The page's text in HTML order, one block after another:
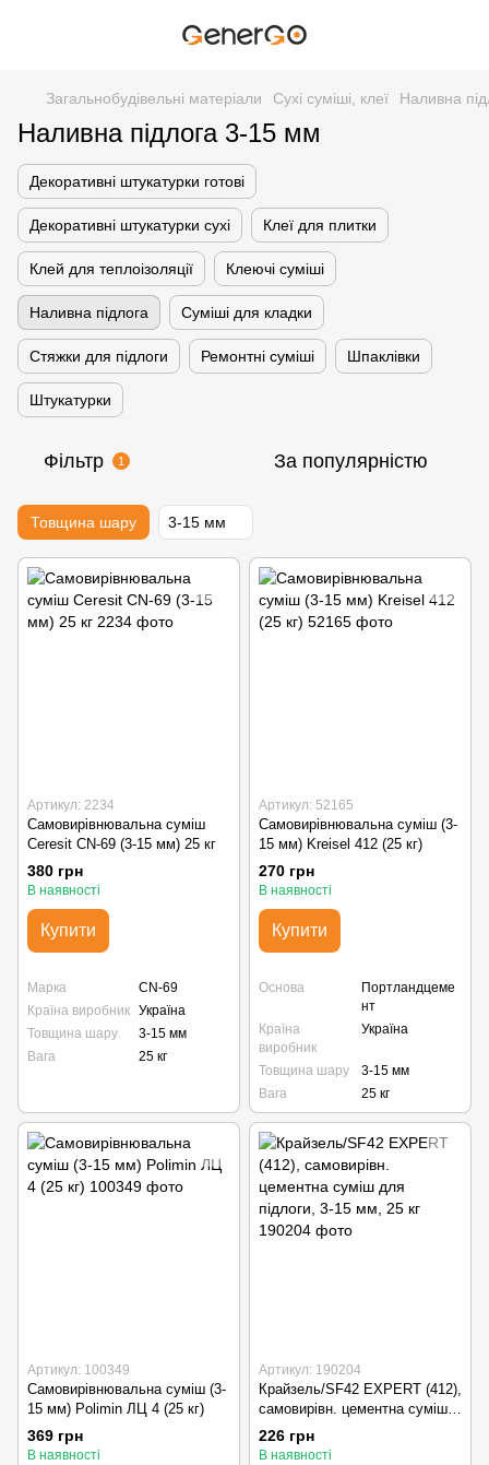
Загальнобудівельні матеріали Сухі суміші, клеї Наливна
Наливна підлога 3-15 мм
Декоративні штукатурки готові
Декоративні штукатурки сухі Клеї для плитки
Клей для теплоізоляції Клеючі суміші
Наливна підлога Суміші для кладки
Стяжки для підлоги Ремонтні суміші Шпаклівки
Штукатурки
Фільтр 1 За популярністю
Товщина шару 3-15 мм
Артикул: 2234
Самовирівнювальна суміш
Ceresit CN-69 (3-15 мм) 25 кг
380 грн
В наявності
Купити
Марка
CN-69
Країна виробник Україна
Товщина шару
3-15 мм
Вага
25 кг
Артикул: 52165
Самовирівнювальна суміш (3-
15 мм) Kreisel 412 (25 кг)
270 грн
В наявності
Купити
Основа
Портландцеме
нт
Країна
виробник
Україна
Товщина шару
3-15 мм
Вага
25 кг
Артикул: 100349
Самовирівнювальна суміш (3-
15 мм) Polimin ЛЦ 4 (25 кг)
369 грн
В наявності
Артикул: 190204
Крайзель/SF42 EXPERT (412),
самовирівн. цементна суміш
для підлоги, 3-15 мм, 25 кг
226 грн
В наявності